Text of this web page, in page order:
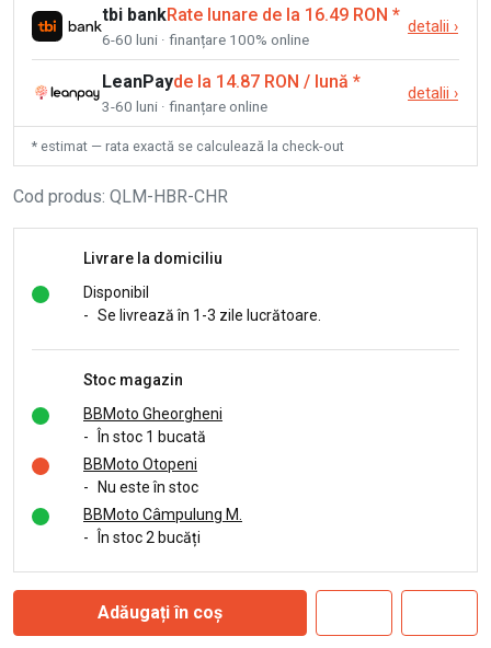
tbi bankRate lunare de la 16.49 RON *
6-60 luni · finanțare 100% online
detalii ›
LeanPayde la 14.87 RON / lună *
3-60 luni · finanțare online
detalii ›
* estimat — rata exactă se calculează la check-out
Cod produs: QLM-HBR-CHR
Livrare la domiciliu
Disponibil
- Se livrează în 1-3 zile lucrătoare.
Stoc magazin
BBMoto Gheorgheni
-
În stoc 1 bucată
BBMoto Otopeni
- Nu este în stoc
BBMoto Câmpulung M.
-
În stoc 2 bucăți
Adăugați în coș